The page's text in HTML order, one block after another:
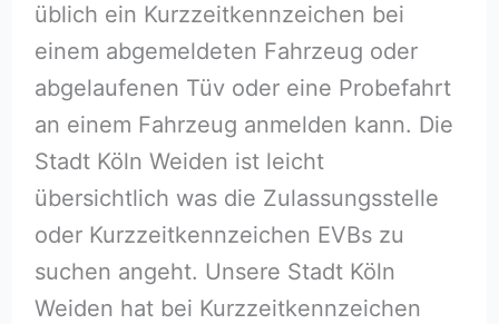
üblich ein Kurzzeitkennzeichen bei
einem abgemeldeten Fahrzeug oder
abgelaufenen Tüv oder eine Probefahrt
an einem Fahrzeug anmelden kann. Die
Stadt Köln Weiden ist leicht
übersichtlich was die Zulassungsstelle
oder Kurzzeitkennzeichen EVBs zu
suchen angeht. Unsere Stadt Köln
Weiden hat bei Kurzzeitkennzeichen